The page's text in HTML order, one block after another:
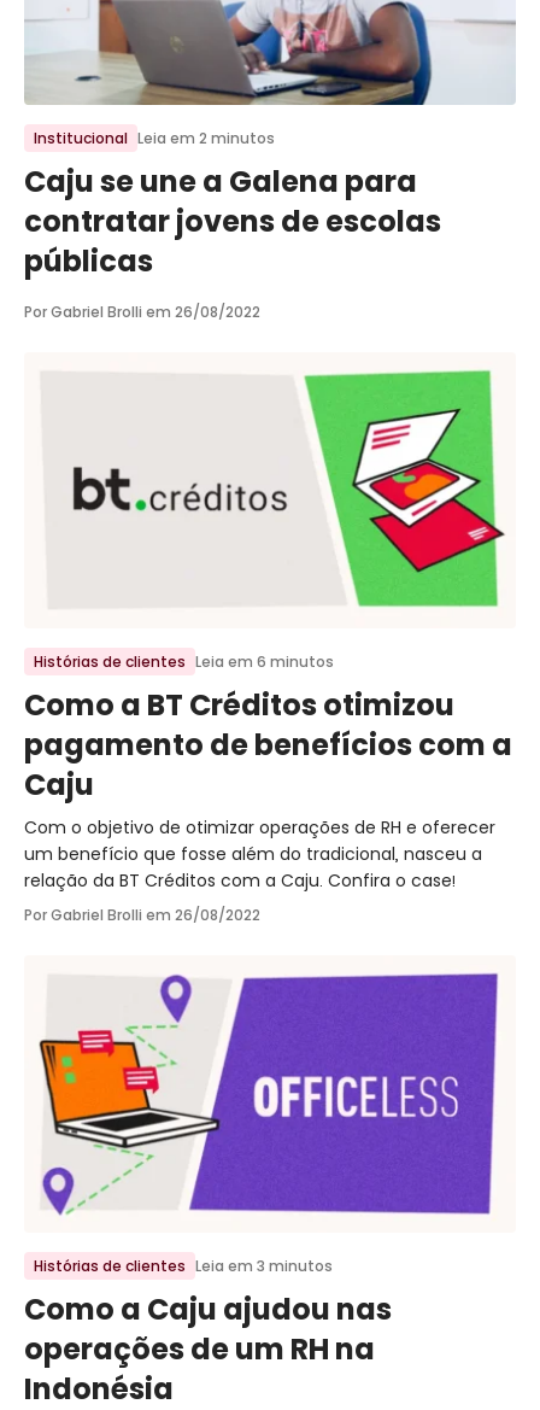
Institucional Leia em 2 minutos
Caju se une a Galena para
contratar jovens de escolas
públicas
Por Gabriel Brolli em 26/08/2022
Ir para o post
Histórias de clientes Leia em 6 minutos
Como a BT Créditos otimizou
pagamento de benefícios com a
Caju
Com o objetivo de otimizar operações de RH e oferecer
um benefício que fosse além do tradicional, nasceu a
relação da BT Créditos com a Caju. Confira o case!
Por Gabriel Brolli em 26/08/2022
Histórias de clientes Leia em 3 minutos
Como a Caju ajudou nas
operações de um RH na
Indonésia